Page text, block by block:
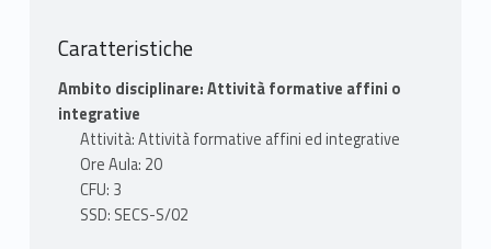
Caratteristiche
Ambito disciplinare: Attività formative affini o
integrative
Attività: Attività formative affini ed integrative
Ore Aula: 20
CFU: 3
SSD: SECS-S/02